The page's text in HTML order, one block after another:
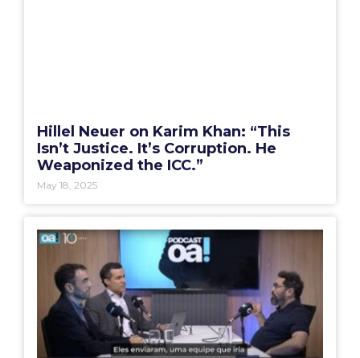
Hillel Neuer on Karim Khan: “This
Isn’t Justice. It’s Corruption. He
Weaponized the ICC.”
May 18, 2025